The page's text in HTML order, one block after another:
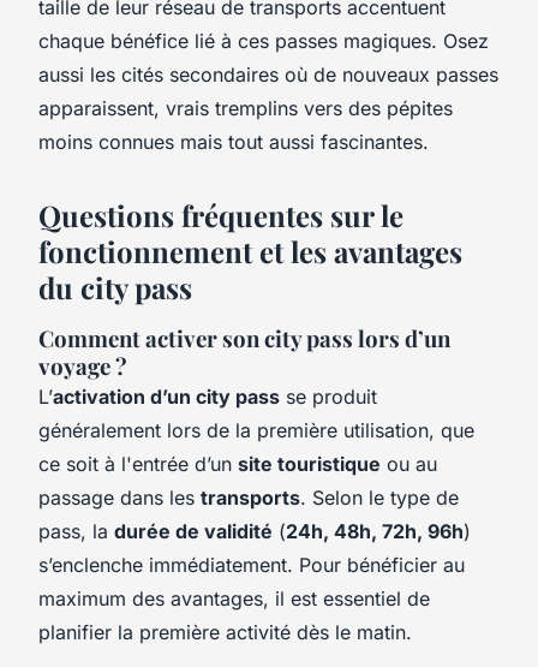
taille de leur réseau de transports accentuent
chaque bénéfice lié à ces passes magiques. Osez
aussi les cités secondaires où de nouveaux passes
apparaissent, vrais tremplins vers des pépites
moins connues mais tout aussi fascinantes.
Questions fréquentes sur le
fonctionnement et les avantages
du city pass
Comment activer son city pass lors d’un
voyage ?
L’activation d’un city pass se produit
généralement lors de la première utilisation, que
ce soit à l'entrée d’un site touristique ou au
passage dans les transports. Selon le type de
pass, la durée de validité (24h, 48h, 72h, 96h)
s’enclenche immédiatement. Pour bénéficier au
maximum des avantages, il est essentiel de
planifier la première activité dès le matin.